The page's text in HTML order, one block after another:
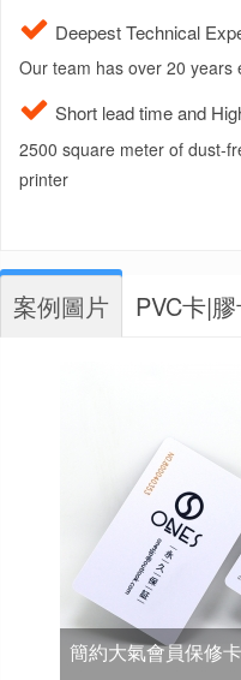
Deepest Technical
Our team has over 20 years
Short lead time and
2500 square meter of dust-
printer
案例圖片 PVC卡|
簡約大氣會員保修